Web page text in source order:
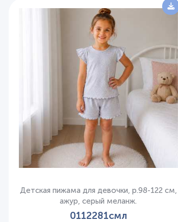
Детская пижама для девочки, р.98-122 см,
ажур, серый меланж.
0112281смл